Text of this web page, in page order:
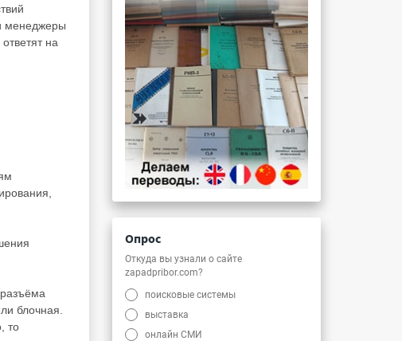
менеджеры
на
блочная.
то
Опрос
Откуда вы узнали о сайте
zapadpribor.com?
поисковые системы
выставка
онлайн СМИ